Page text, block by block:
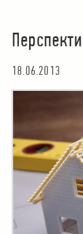
18.06.2013